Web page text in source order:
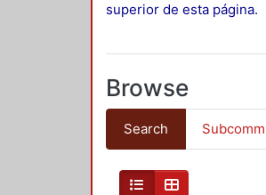
superior de esta página.
Browse
Search